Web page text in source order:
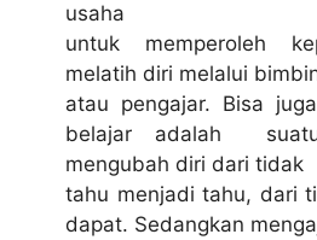
usaha
untuk memperoleh
melatih diri melalui
atau pengajar. Bisa
belajar adalah
mengubah diri dari tidak
tahu menjadi tahu, dari
dapat. Sedangkan